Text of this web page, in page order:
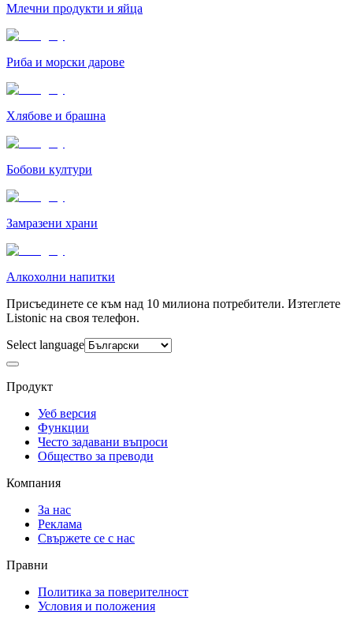
Млечни продукти и яйца
Риба и морски дарове
Хлябове и брашна
Бобови култури
Замразени храни
Алкохолни напитки
Присъединете се към над 10 милиона потребители. Изтеглете
Listonic на своя телефон.
Select language
Продукт
Уеб версия
Функции
Често задавани въпроси
Общество за преводи
Компания
За нас
Реклама
Свържете се с нас
Правни
Политика за поверителност
Условия и положения